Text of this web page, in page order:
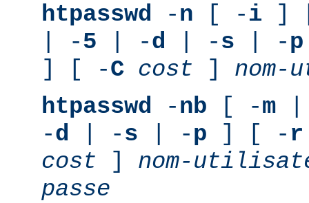
htpasswd -n [ -i ]
| -5 | -d | -s | -p
] [ -C cost ]
htpasswd -nb [ -m
-d | -s | -p ] [ - r
cost ] nom-
passe